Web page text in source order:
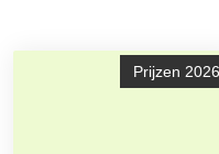
Prijzen 2026